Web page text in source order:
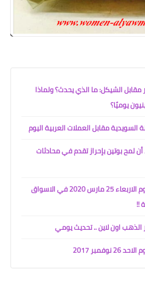
الشيكل: ما الذي يحدث؟ ولماذا
يوميًا؟
مقابل العملات العربية اليوم
لمح بوتين بإحراز تقدم في محادثات
اسعار الذهب اليوم الاربعاء 25 مارس 2020 في الاسواق
!!
اون ﻻين .. تحديث يومي
2017